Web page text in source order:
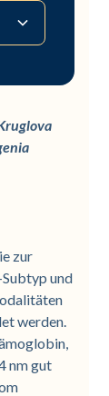
zur
Subtyp und
werden.
nm gut